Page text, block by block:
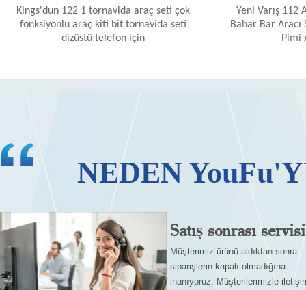
Kings'dun 122 1 tornavida araç seti çok
fonksiyonlu araç kiti bit tornavida seti
dizüstü telefon için
Yeni Varış 112
Bahar Bar Aracı
Pimi
NEDEN
Satış sonrası servisi
Müşterimiz ürünü aldıktan sonra
siparişlerin kapalı olmadığına
inanıyoruz. Müşterilerimizle